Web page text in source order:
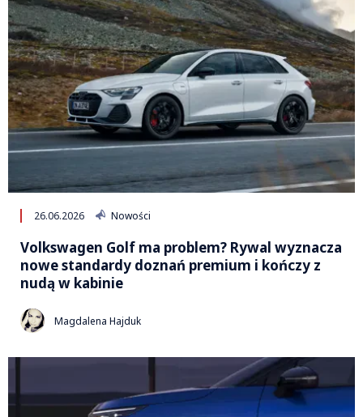
26.06.2026 Nowości
Volkswagen Golf ma problem? Rywal wyznacza
nowe standardy doznań premium i kończy z
nudą w kabinie
Magdalena Hajduk